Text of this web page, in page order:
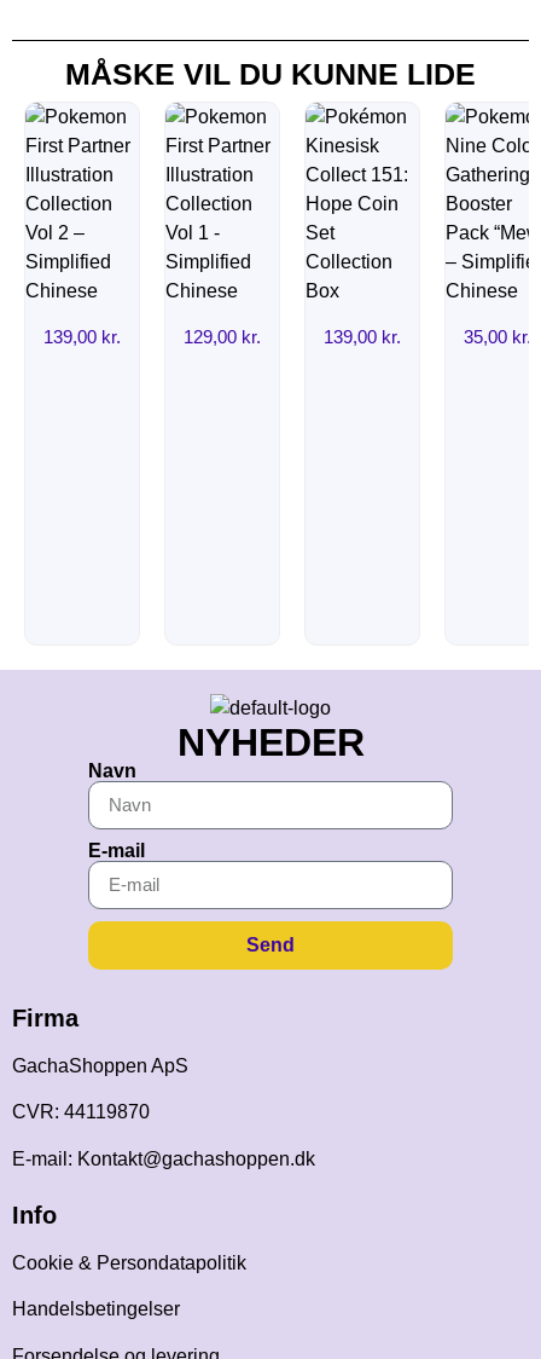
MÅSKE VIL DU KUNNE LIDE
139,00 kr. 129,00 kr. 139,00 kr. 35,00 kr.
NYHEDER
Navn
E-mail
Send
Firma
GachaShoppen ApS
CVR: 44119870
E-mail: Kontakt@gachashoppen.dk
Info
Cookie & Persondatapolitik
Handelsbetingelser